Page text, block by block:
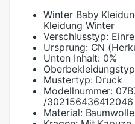
Winter Baby
Kleidung Winter
Verschlusstyp:
Ursprung: CN
Unten Inhalt: 0%
Mustertyp: Druck
Modellnummer:
/302156436412046
Material: Baumwolle